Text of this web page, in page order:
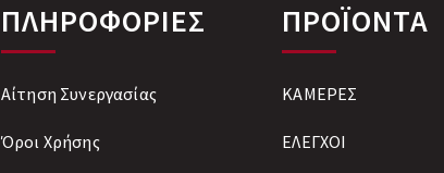
ΠΛΗΡΟΦΟΡΙΕΣ
Αίτηση Συνεργασίας
Όροι Χρήσης
ΠΡΟΪΟΝΤΑ
ΚΑΜΕΡΕΣ
ΕΛΕΓΧΟΙ